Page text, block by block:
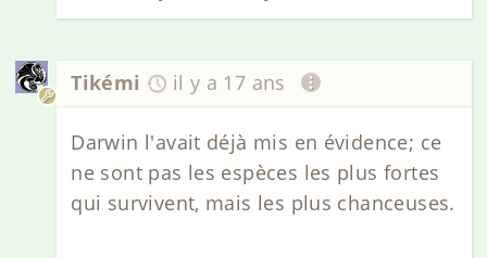
Tikémi il y a 17 ans
Darwin l'avait déjà mis en évidence; ce
ne sont pas les espèces les plus fortes
qui survivent, mais les plus chanceuses.